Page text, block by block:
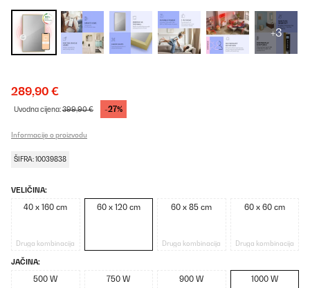
+3
289,90 €
Uvodna cijena:399,90 € -27%
Informacije o proizvodu
ŠIFRA: 10039838
VELIČINA:
40 x 160 cm
Druga kombinacija
60 x 120 cm 60 x 85 cm
Druga kombinacija
60 x 60 cm
Druga kombinacija
JAČINA:
500 W 750 W 900 W 1000 W